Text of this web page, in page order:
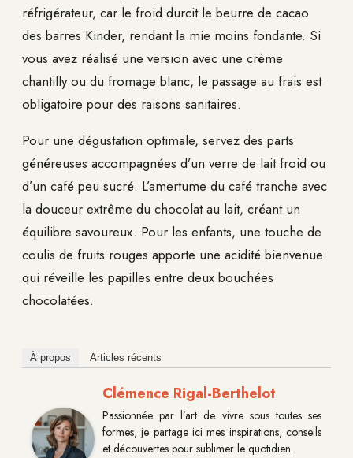
réfrigérateur, car le froid durcit le beurre de cacao
des barres Kinder, rendant la mie moins fondante. Si
vous avez réalisé une version avec une crème
chantilly ou du fromage blanc, le passage au frais est
obligatoire pour des raisons sanitaires.
Pour une dégustation optimale, servez des parts
généreuses accompagnées d’un verre de lait froid ou
d’un café peu sucré. L’amertume du café tranche avec
la douceur extrême du chocolat au lait, créant un
équilibre savoureux. Pour les enfants, une touche de
coulis de fruits rouges apporte une acidité bienvenue
qui réveille les papilles entre deux bouchées
chocolatées.
À propos Articles récents
Clémence Rigal-Berthelot
Passionnée par l’art de vivre sous toutes ses
formes, je partage ici mes inspirations, conseils
et découvertes pour sublimer le quotidien.